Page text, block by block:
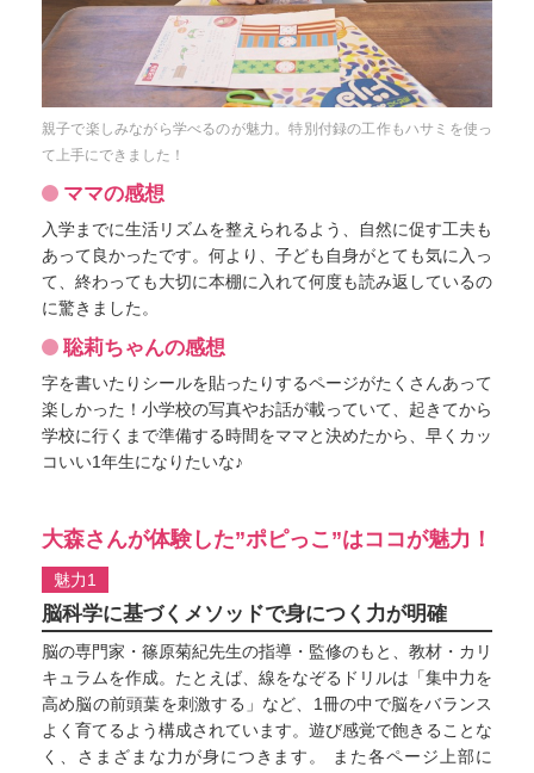
親子で楽しみながら学べるのが魅力。特別付録の工作もハサミを使っ
て上手にできました！
ママの感想
入学までに生活リズムを整えられるよう、自然に促す工夫も
あって良かったです。何より、子ども自身がとても気に入っ
て、終わっても大切に本棚に入れて何度も読み返しているの
に驚きました。
聡莉ちゃんの感想
字を書いたりシールを貼ったりするページがたくさんあって
楽しかった！小学校の写真やお話が載っていて、起きてから
学校に行くまで準備する時間をママと決めたから、早くカッ
コいい1年生になりたいな♪
大森さんが体験した”ポピっこ”はココが魅力！
魅力1
脳科学に基づくメソッドで身につく力が明確
脳の専門家・篠原菊紀先生の指導・監修のもと、教材・カリ
キュラムを作成。たとえば、線をなぞるドリルは「集中力を
高め脳の前頭葉を刺激する」など、1冊の中で脳をバランス
よく育てるよう構成されています。遊び感覚で飽きることな
く、さまざまな力が身につきます。 また各ページ上部に